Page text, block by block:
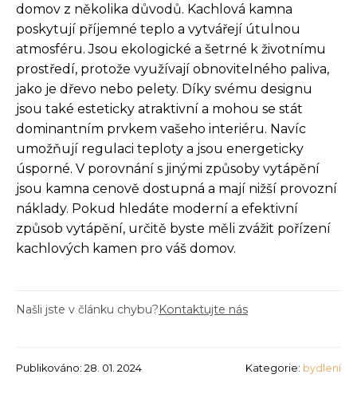
domov z několika důvodů. Kachlová kamna
poskytují příjemné teplo a vytvářejí útulnou
atmosféru. Jsou ekologické a šetrné k životnímu
prostředí, protože využívají obnovitelného paliva,
jako je dřevo nebo pelety. Díky svému designu
jsou také esteticky atraktivní a mohou se stát
dominantním prvkem vašeho interiéru. Navíc
umožňují regulaci teploty a jsou energeticky
úsporné. V porovnání s jinými způsoby vytápění
jsou kamna cenově dostupná a mají nižší provozní
náklady. Pokud hledáte moderní a efektivní
způsob vytápění, určitě byste měli zvážit pořízení
kachlových kamen pro váš domov.
Našli jste v článku chybu?Kontaktujte nás
Publikováno: 28. 01. 2024 Kategorie: bydlení